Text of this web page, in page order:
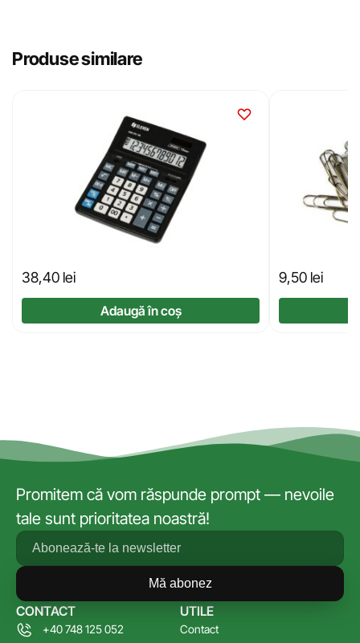
Produse similare
38,40 lei
Adaugă în coș
9,50 lei
Promitem că vom răspunde prompt — nevoile
tale sunt prioritatea noastră!
Mă abonez
UTILE
Contact
CONTACT
+40 748 125 052